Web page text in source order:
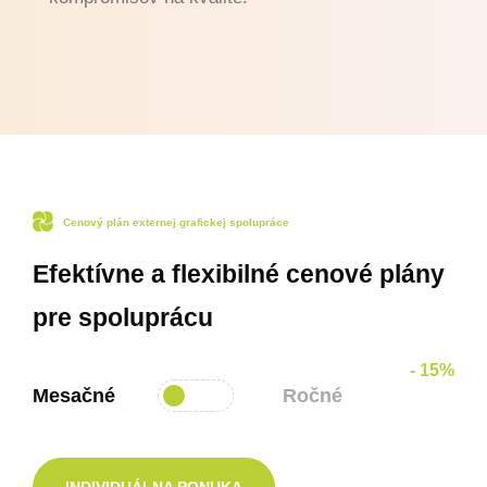
Cenový plán externej grafickej spolupráce
Efektívne a flexibilné cenové plány
pre spoluprácu
- 15%
Mesačné Ročné